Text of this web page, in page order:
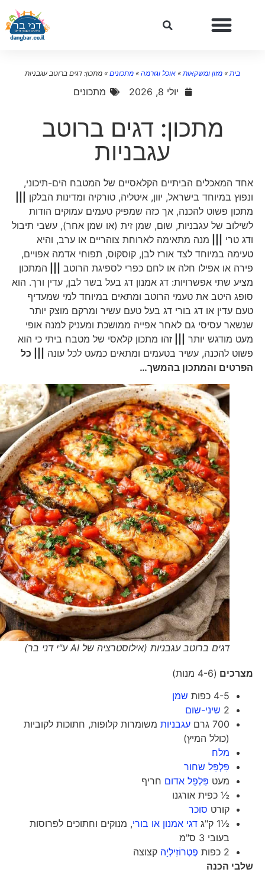
»מזון ומשקאות»אוכל וגורמה»מתכונים»מתכון: דגים ברוטב עגבניות
יולי 8, 2026 מתכונים
מתכון: דגים ברוטב
עגבניות
אחד המאכלים הביתיים הקלאסיים של המטבח הים-תיכוני,
ונפוץ במיוחד בישראל, יוון, איטליה, טורקיה ומדינות הבלקן|||
מתכון פשוט להכנה, אך כזה שמפיק טעמים עמוקים הודות
לשילוב של עגבניות, שום, שמן זית (או שמן אחר), עשבי תיבול
ודג טרי|||
מנה מתאימה לארוחת צוהריים או ערב, והיא
טעימה במיוחד לצד אורז לבן, קוסקוס, תפוחי אדמה אפויים,
פירה או אפילו חלה או לחם כפרי לספיגת הרוטב|||
המתכון
מציע שתי אפשרויות: דג אמנון דג בעל בשר לבן, עדין ורך. הוא
סופג היטב את טעמי הרוטב ומתאים במיוחד למי שמעדיף
טעם עדין או דג בורי דג בעל טעם עשיר ומרקם מוצק יותר
שנשאר עסיסי גם לאחר אפייה ממושכת ומעניק למנה אופי
מעט מודגש יותר|||
זהו מתכון קלאסי של מטבח ביתי כי הוא
פשוט להכנה, עשיר בטעמים ומתאים כמעט לכל עונה||| כל
הפרטים והמתכון בהמשך…
דגים ברוטב עגבניות (אילוסטרציה של AI ע"י דני בר)
מצרכים(4-6 מנות)
4-5 כפות
שמן
2
שיני-שום
700 גרם
עגבניותמשומרות קלופות, חתוכות לקוביות
(כולל המיץ)
מלח
פִּלְפֵּל שחור
מעטפִּלְפֵּל אדוםחריף
½ כפית אורגנו
קורטסוכר
½1 ק"ג
דגי אמנון או בורי, מנוקים וחתוכים לפרוסות
בעובי 3 ס"מ
2 כפות
פֶּטְרוֹזִילְיָהקצוצה
שלבי הכנה